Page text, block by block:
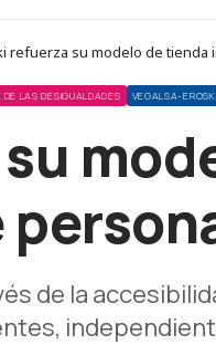
su modelo de
LAS DESIGUALDADES VEGALSA-EROSKI
de la